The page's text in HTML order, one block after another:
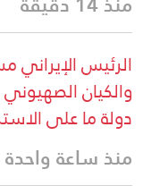
الرئيس الإيراني
والكيان الصهيوني
دولة ما على
منذ ساعة واحدة